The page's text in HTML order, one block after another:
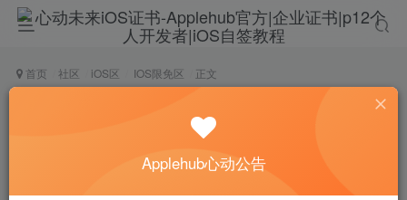
首页 社区 iOS区 IOS限免区 正文
最新观影重新伪装上架App Store商店，支持苹果-
Applehub心动公告